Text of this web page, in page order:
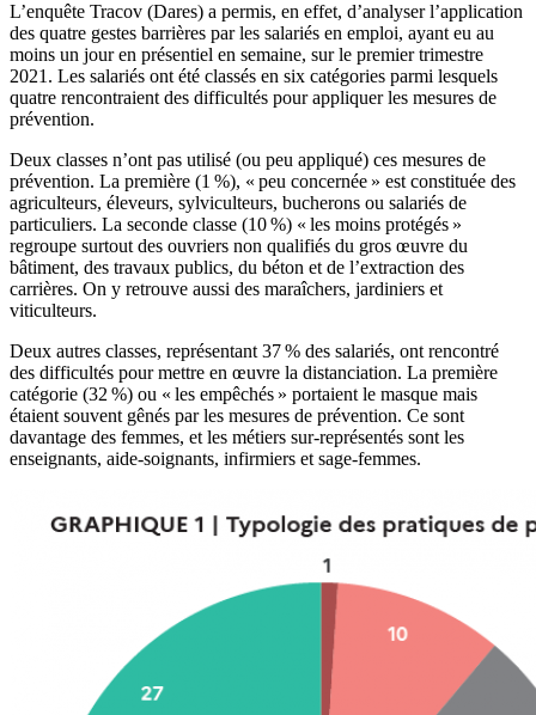
L’enquête Tracov (Dares) a permis, en effet, d’analyser l’application
des quatre gestes barrières par les salariés en emploi, ayant eu au
moins un jour en présentiel en semaine, sur le premier trimestre
2021. Les salariés ont été classés en six catégories parmi lesquels
quatre rencontraient des difficultés pour appliquer les mesures de
prévention.
Deux classes n’ont pas utilisé (ou peu appliqué) ces mesures de
prévention. La première (1 %), « peu concernée » est constituée des
agriculteurs, éleveurs, sylviculteurs, bucherons ou salariés de
particuliers. La seconde classe (10 %) « les moins protégés »
regroupe surtout des ouvriers non qualifiés du gros œuvre du
bâtiment, des travaux publics, du béton et de l’extraction des
carrières. On y retrouve aussi des maraîchers, jardiniers et
viticulteurs.
Deux autres classes, représentant 37 % des salariés, ont rencontré
des difficultés pour mettre en œuvre la distanciation. La première
catégorie (32 %) ou « les empêchés » portaient le masque mais
étaient souvent gênés par les mesures de prévention. Ce sont
davantage des femmes, et les métiers sur-représentés sont les
enseignants, aide-soignants, infirmiers et sage-femmes.